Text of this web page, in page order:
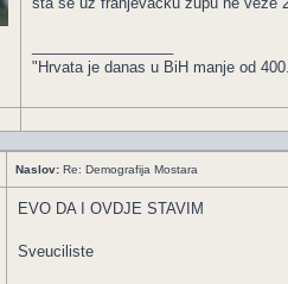
"Hrvata je danas u BiH manje od
Naslov: Re: Demografija Mostara
EVO DA I OVDJE STAVIM
Sveuciliste